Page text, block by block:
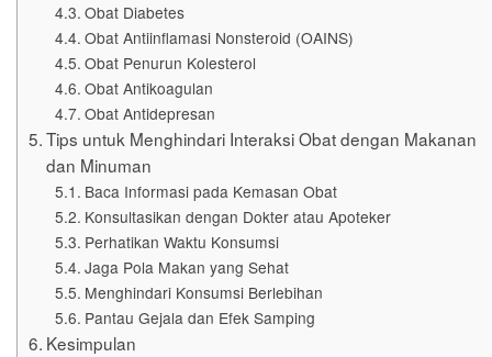
Obat Diabetes
Obat Antiinflamasi Nonsteroid (OAINS)
Obat Penurun Kolesterol
Obat Antikoagulan
Obat Antidepresan
Tips untuk Menghindari Interaksi Obat dengan Makanan
dan Minuman
Baca Informasi pada Kemasan Obat
Konsultasikan dengan Dokter atau Apoteker
Perhatikan Waktu Konsumsi
Jaga Pola Makan yang Sehat
Menghindari Konsumsi Berlebihan
Pantau Gejala dan Efek Samping
Kesimpulan